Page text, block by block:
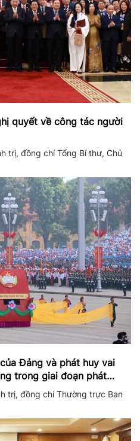
quyết về công tác người
trị, đồng chí Tổng Bí thư, Chủ
Đảng và phát huy vai
trong giai đoạn phát
trị, đồng chí Thường trực Ban